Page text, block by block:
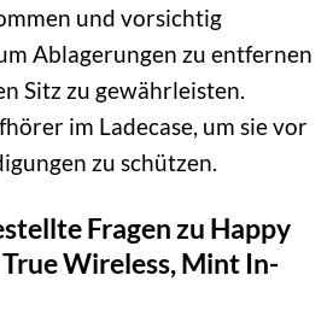
und vorsichtig
Ablagerungen zu entfernen
Sitz zu gewährleisten.
im Ladecase, um sie vor
zu schützen.
Fragen zu Happy
Wireless, Mint In-